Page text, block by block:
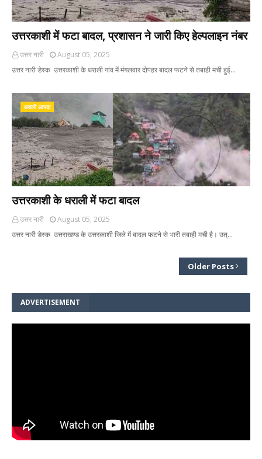
उत्तरकाशी में फटा बादल, प्रशासन ने जारी किए हेल्पलाइन नंबर
उत्तर नारी
August 05, 2025
उत्तर नारी डेस्क उत्तरकाशी के धराली गांव में मंगलवार दोपहर बादल फटने से तबाही मची हुई…
धराली आपदा
उत्तरकाशी के धराली में फटा बादल
उत्तर नारी
August 05, 2025
उत्तर नारी डेस्क उत्तराखण्ड के उत्तरकाशी जिले में बादल फटने से भारी तबाही मची है। उत्…
Older Posts
ADVERTISEMENT